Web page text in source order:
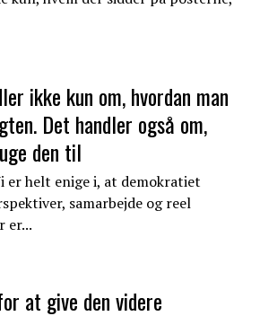
ikke kun om, hvordan man
Det handler også om,
den til
er helt enige i, at demokratiet
samarbejde og reel
er...
at give den videre